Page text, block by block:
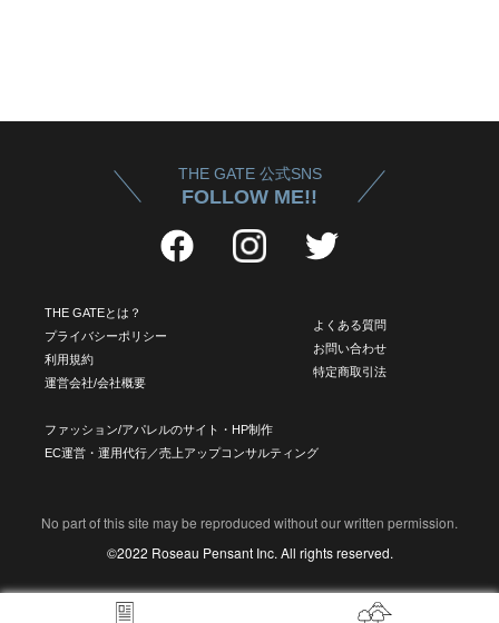
THE GATE 公式SNS
FOLLOW ME!!
THE GATEとは？
プライバシーポリシー
利用規約
運営会社/会社概要
よくある質問
お問い合わせ
特定商取引法
ファッション/アパレルのサイト・HP制作
EC運営・運用代行／売上アップコンサルティング
No part of this site may be reproduced without our written permission.
©2022 Roseau Pensant Inc. All rights reserved.